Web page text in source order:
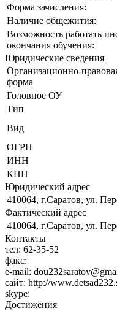
Форма зачисления:
Наличие общежития:
Возможность работать
окончания обучения:
Юридические сведения
Организационно-
форма
Головное ОУ
Тип
Вид
ОГРН
ИНН
КПП
Юридический адрес
410064, г.Саратов, ул.
Фактический адрес
410064, г.Саратов, ул.
Контакты
тел: 62-35-52
факс:
e-mail:
сайт: http://
skype:
Достижения